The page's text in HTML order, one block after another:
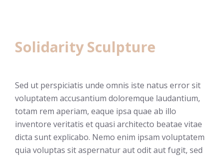
Solidarity Sculpture
Sed ut perspiciatis unde omnis iste natus error sit
voluptatem accusantium doloremque laudantium,
totam rem aperiam, eaque ipsa quae ab illo
inventore veritatis et quasi architecto beatae vitae
dicta sunt explicabo. Nemo enim ipsam voluptatem
quia voluptas sit aspernatur aut odit aut fugit, sed